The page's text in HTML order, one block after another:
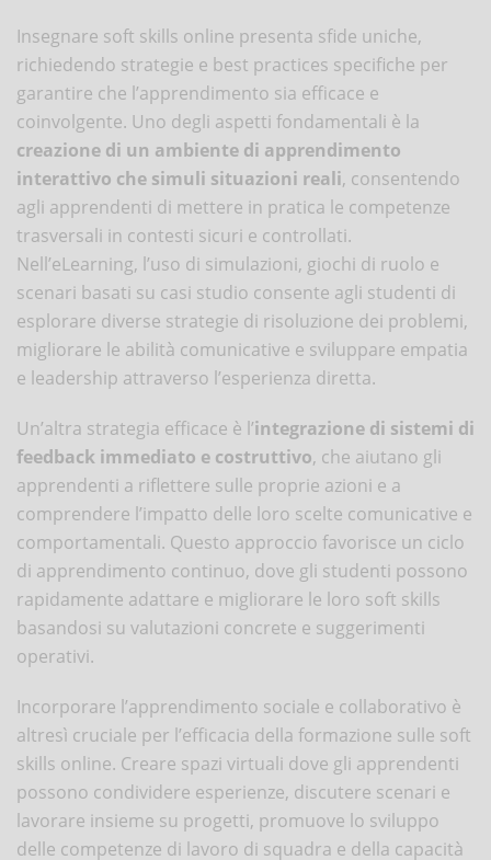
Insegnare soft skills online presenta sfide uniche,
richiedendo strategie e best practices specifiche per
garantire che l’apprendimento sia efficace e
coinvolgente. Uno degli aspetti fondamentali è la
creazione di un ambiente di apprendimento
interattivo che simuli situazioni reali, consentendo
agli apprendenti di mettere in pratica le competenze
trasversali in contesti sicuri e controllati.
Nell’eLearning, l’uso di simulazioni, giochi di ruolo e
scenari basati su casi studio consente agli studenti di
esplorare diverse strategie di risoluzione dei problemi,
migliorare le abilità comunicative e sviluppare empatia
e leadership attraverso l’esperienza diretta.
Un’altra strategia efficace è l’integrazione di sistemi di
feedback immediato e costruttivo, che aiutano gli
apprendenti a riflettere sulle proprie azioni e a
comprendere l’impatto delle loro scelte comunicative e
comportamentali. Questo approccio favorisce un ciclo
di apprendimento continuo, dove gli studenti possono
rapidamente adattare e migliorare le loro soft skills
basandosi su valutazioni concrete e suggerimenti
operativi.
Incorporare l’apprendimento sociale e collaborativo è
altresì cruciale per l’efficacia della formazione sulle soft
skills online. Creare spazi virtuali dove gli apprendenti
possono condividere esperienze, discutere scenari e
lavorare insieme su progetti, promuove lo sviluppo
delle competenze di lavoro di squadra e della capacità